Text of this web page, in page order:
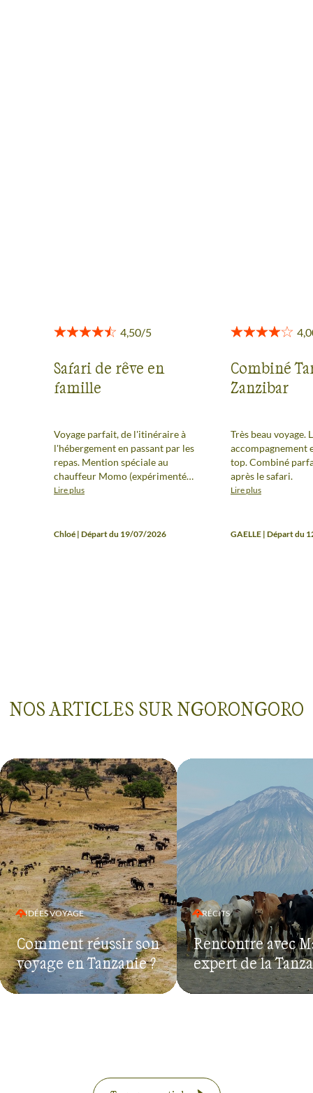
Safari de rêve en
famille
Voyage parfait, de l'itinéraire à
l'hébergement en passant par les
repas. Mention spéciale au
chauffeur Momo (expérimenté
en conduite et en connaissances
Lodge. Séjour magnifique,
Lire plus
Chloé | Départ du 19/07/2026
Combiné
Zanzibar
Très beau voyage.
accompagnement
top. Combiné
après le safari.
Lire plus
GAELLE | Départ du
NOS ARTICLES SUR NGORONGORO
IDÉES VOYAGE
Comment réussir son
voyage en Tanzanie ?
RÉCITS
Rencontre avec
expert de la